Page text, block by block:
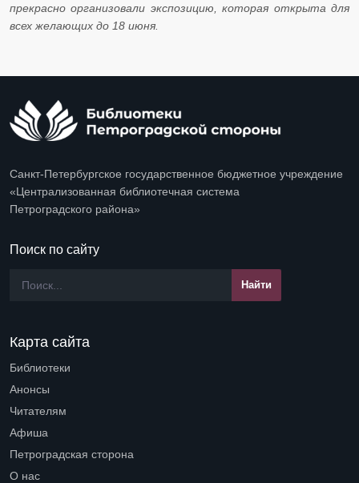
прекрасно организовали экспозицию, которая открыта для
всех желающих до 18 июня.
Санкт-Петербургское государственное бюджетное учреждение
«Централизованная библиотечная система
Петроградского района»
Поиск по сайту
Карта сайта
Библиотеки
Анонсы
Читателям
Афиша
Петроградская сторона
О нас